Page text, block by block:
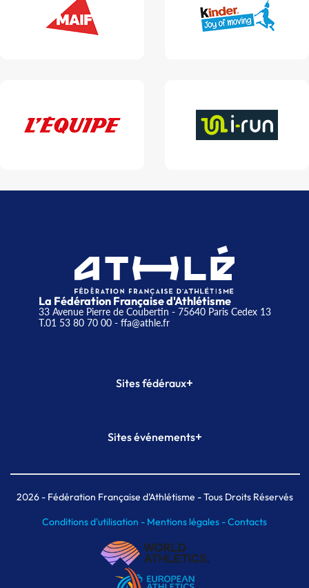
La Fédération Française d'Athlétisme
33 Avenue Pierre de Coubertin - 75640 Paris Cedex 13
T.01 53 80 70 00- ffa@athle.fr
Sites fédéraux+
Plateforme Formation
Sites événements+
Meeting de Paris indoor
MAIF Ekiden de Paris
2026- Fédération Française d'Athlétisme - Tous Droits Réservés
Conditions d'utilisation - Mentions légales -Contacts